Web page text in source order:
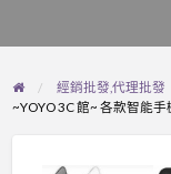
經銷批發,代理批發
~YOYO 3C 館~ 各款智能